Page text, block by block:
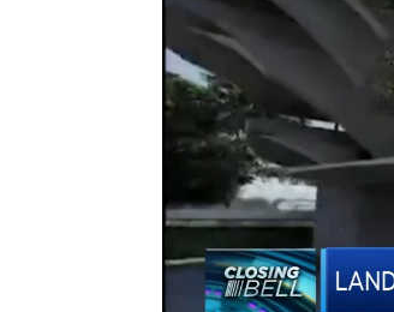
Simak informasi
Bagikan:
#bandara ikn #17